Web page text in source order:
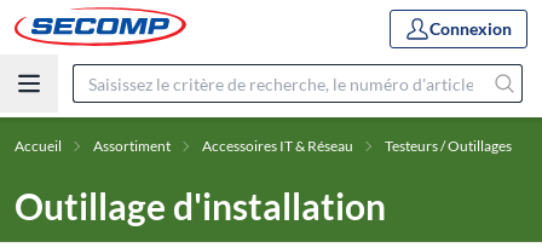
Connexion
Accueil Assortiment Accessoires IT & Réseau Testeurs / Outillages
Outillage d'installation